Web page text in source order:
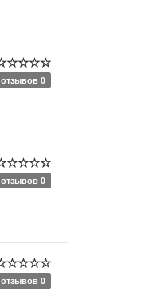
отзывов 0
отзывов 0
отзывов 0